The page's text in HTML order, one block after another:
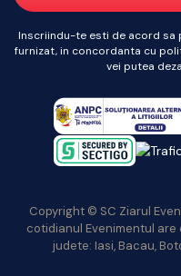
Inscriindu-te esti de acord
furnizat, in concordanta cu
vei putea
Copyright © SC Ziarul
cotidianul Evenimentul
judete: Iasi, Bacau,